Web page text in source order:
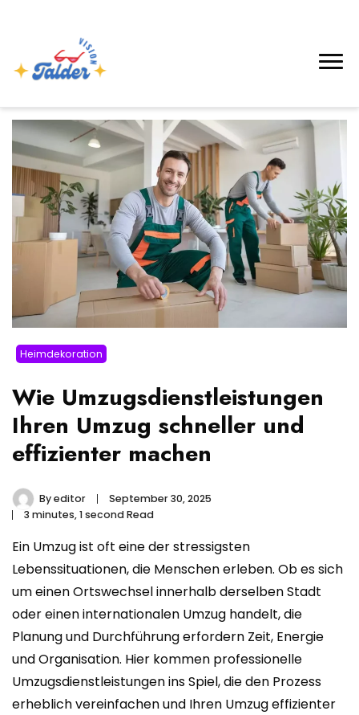
Heimdekoration
Wie Umzugsdienstleistungen
Ihren Umzug schneller und
effizienter machen
Byeditor
September 30, 2025
3 minutes, 1 second Read
Ein Umzug ist oft eine der stressigsten
Lebenssituationen, die Menschen erleben. Ob es sich
um einen Ortswechsel innerhalb derselben Stadt
oder einen internationalen Umzug handelt, die
Planung und Durchführung erfordern Zeit, Energie
und Organisation. Hier kommen professionelle
Umzugsdienstleistungen ins Spiel, die den Prozess
erheblich vereinfachen und Ihren Umzug effizienter